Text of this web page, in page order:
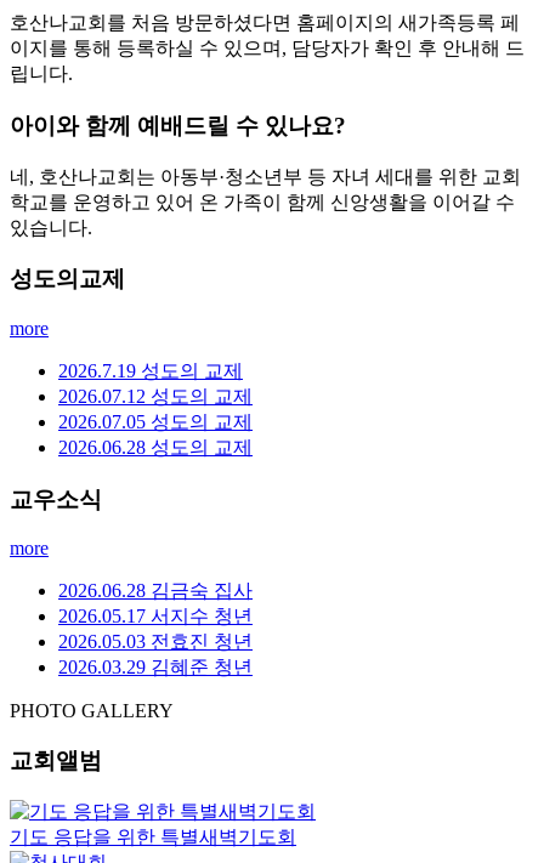
호산나교회를 처음 방문하셨다면 홈페이지의 새가족등록 페
이지를 통해 등록하실 수 있으며, 담당자가 확인 후 안내해 드
립니다.
아이와 함께 예배드릴 수 있나요?
네, 호산나교회는 아동부·청소년부 등 자녀 세대를 위한 교회
학교를 운영하고 있어 온 가족이 함께 신앙생활을 이어갈 수
있습니다.
성도의교제
more
2026.7.19 성도의 교제
2026.07.12 성도의 교제
2026.07.05 성도의 교제
2026.06.28 성도의 교제
교우소식
more
2026.06.28 김금숙 집사
2026.05.17 서지수 청년
2026.05.03 전효진 청년
2026.03.29 김혜준 청년
PHOTO GALLERY
교회앨범
기도 응답을 위한 특별새벽기도회